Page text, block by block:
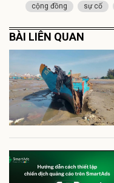
cộng đồng
sự cố
BÀI LIÊN QUAN